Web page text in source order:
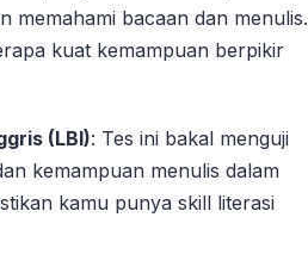
memahami bacaan dan menulis.
kuat kemampuan berpikir
(LBI): Tes ini bakal menguji
kemampuan menulis dalam
kamu punya skill literasi